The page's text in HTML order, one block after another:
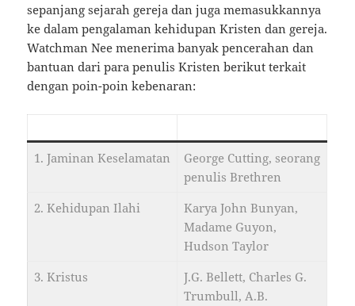
sepanjang sejarah gereja dan juga memasukkannya
ke dalam pengalaman kehidupan Kristen dan gereja.
Watchman Nee menerima banyak pencerahan dan
bantuan dari para penulis Kristen berikut terkait
dengan poin-poin kebenaran:
1. Jaminan Keselamatan
George Cutting, seorang
penulis Brethren
2. Kehidupan Ilahi
Karya John Bunyan,
Madame Guyon,
Hudson Taylor
3. Kristus
J.G. Bellett, Charles G.
Trumbull, A.B.